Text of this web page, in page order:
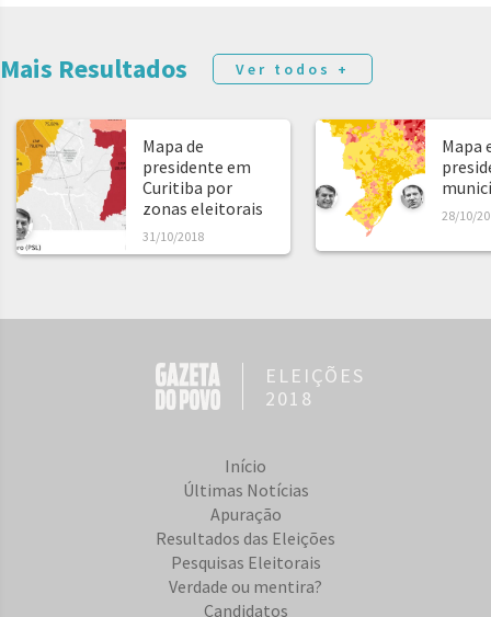
Mais Resultados Ver todos +
Mapa de
presidente em
Curitiba por
zonas eleitorais
31/10/2018
Mapa
28/10/
ELEIÇÕES
2018
Início
Últimas Notícias
Apuração
Resultados das Eleições
Pesquisas Eleitorais
Verdade ou mentira?
Candidatos